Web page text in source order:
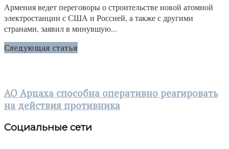
Армения ведет переговоры о строительстве новой атомной
электростанции с США и Россией, а также с другими
странами, заявил в минувшую...
Следующая статья
АО Арцаха способна оперативно реагировать
на действия противника
Социальные сети